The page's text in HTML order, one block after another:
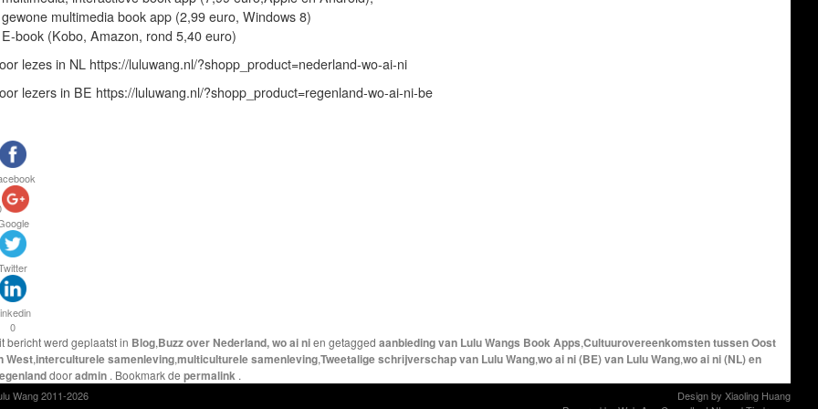
multimedia book app (2,99 euro, Windows 8)
book (Kobo, Amazon, rond 5,40 euro)
lezes in NL https://luluwang.nl/?shopp_product=nederland-wo-ai-ni
lezers in BE https://luluwang.nl/?shopp_product=regenland-wo-ai-ni-be
0
bericht werd geplaatst in Blog,Buzz over Nederland, wo ai nien getagged aanbieding van Lulu Wangs Book Apps,Cultuurovereenkomsten tussen Oost
West,interculturele samenleving,multiculturele samenleving,Tweetalige schrijverschap van Lulu Wang,wo ai ni (BE) van Lulu Wang,wo ai ni (NL) en
dooradmin . Bookmark de permalink .
Wang 2011-2026 Design by Xiaoling Huang